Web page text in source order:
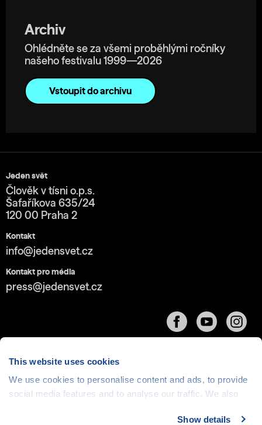
This website uses cookies
We use cookies to personalise content and ads, to provide
social media features and to analyse our traffic. We also
media, advertising and analytics partners who may
Show details
Archiv
Ohlédněte se za všemi proběhlými ročníky
našeho festivalu 1999—2026
Vstoupit do archivu
Jeden svět
Člověk v tísni o.p.s.
Šafaříkova 635/24
120 00 Praha 2
Kontakt
info@jedensvet.cz
Kontakt pro média
press@jedensvet.cz
Cookies| © 1999-2026 Člověk v tísni o.p.s., web běží